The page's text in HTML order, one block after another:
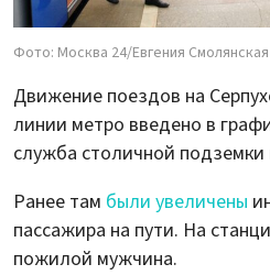
Фото: Москва 24/Евгения Смолянская
Движение поездов на
линии метро введено в
служба столичной подземки
Ранее там были увеличены
пассажира на пути. На
пожилой мужчина.